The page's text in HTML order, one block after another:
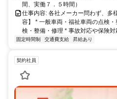
間、実働７．５時間）
仕事内容: 各社メーカー問わず、多
容】 * 一般車両・福祉車両の点検
検・整備・修理 * 事故対応や保険
固定時間制 交通費支給 昇給あり
契約社員